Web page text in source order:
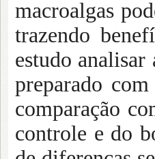
macroalgas
trazendo
estudo
preparado
comparação
controle e do